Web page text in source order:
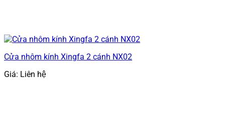
Cửa nhôm kính Xingfa 2 cánh NX02
Giá: Liên hệ